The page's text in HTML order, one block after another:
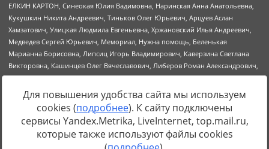
https://minjust.gov.ru/uploaded/files/reestr-
inostrannyih-agentov-22-03-2024.pdfданные на22.03.2024
Для повышения удобства сайта мы используем
cookies (подробнее). К сайту подключены
сервисы Yandex.Metrika, LiveInternet, top.mail.ru,
которые также используют файлы cookies